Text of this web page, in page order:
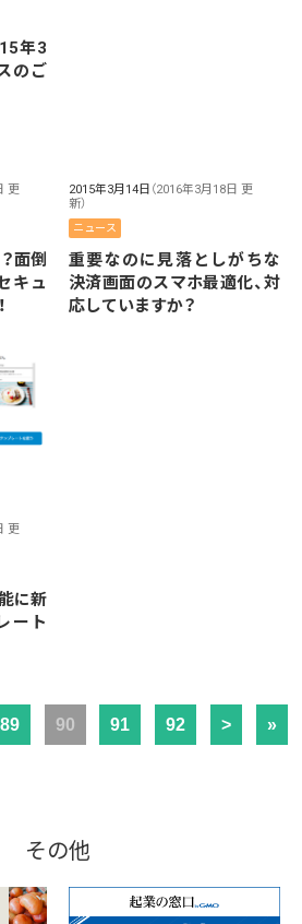
年3
のご
更
面倒
キュ
2015年3月14日 （2016年3月18日 更
新）
ニュース
重要なのに見落としがちな
決済画面のスマホ最適化、対
応していますか？
更
に新
ート
89 90 91 92 > »
その他